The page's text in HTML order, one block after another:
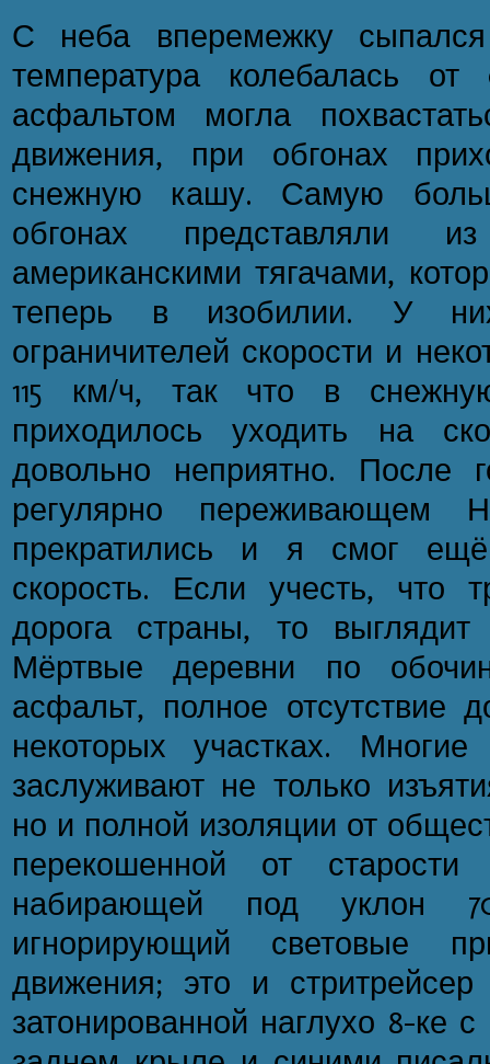
С неба вперемежку
температура колебалась
асфальтом могла
движения, при обгонах
снежную кашу. Самую
обгонах
американскими тягачами,
теперь в изобилии. У
ограничителей скорости и
115 км/ч, так что в
приходилось уходить на
довольно неприятно. После
регулярно переживающем
прекратились и я смог ещё
скорость. Если учесть, что
дорога страны, то
Мёртвые деревни по
асфальт, полное отсутствие
некоторых участках.
заслуживают не только
но и полной изоляции от
перекошенной от
набирающей под уклон
игнорирующий световые
движения; это и
затонированной наглухо 8-ке